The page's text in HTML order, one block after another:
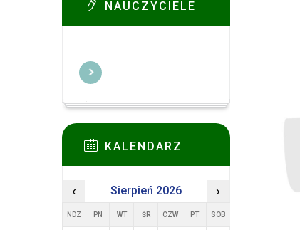
NAUCZYCIELE
KALENDARZ
‹ Sierpień 2026 ›
NDZ PN WT ŚR CZW PT SOB